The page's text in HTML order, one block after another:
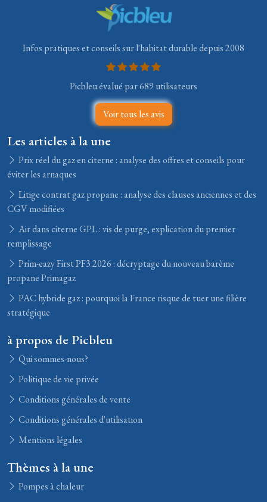
Infos pratiques et conseils sur l'habitat durable depuis 2008
Picbleu évalué par 689 utilisateurs
Voir tous les avis
Les articles à la une
Prix réel du gaz en citerne : analyse des offres et conseils pour
éviter les arnaques
Litige contrat gaz propane : analyse des clauses anciennes et des
CGV modifiées
Air dans citerne GPL : vis de purge, explication du premier
remplissage
Prim-eazy First PF3 2026 : décryptage du nouveau barème
propane Primagaz
PAC hybride gaz : pourquoi la France risque de tuer une filière
stratégique
à propos de Picbleu
Qui sommes-nous?
Politique de vie privée
Conditions générales de vente
Conditions générales d'utilisation
Mentions légales
Thèmes à la une
Pompes à chaleur